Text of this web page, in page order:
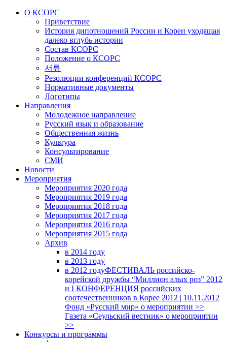
О КСОРС
Приветствие
История дипотношений России и Кореи уходящая
далеко вглубь истории
Состав КСОРС
Положение о КСОРС
서류
Резолюции конференций КСОРС
Нормативные документы
Логотипы
Направления
Молодежное направление
Русский язык и образование
Общественная жизнь
Культура
Консультирование
СМИ
Новости
Мероприятия
Мероприятия 2020 года
Мероприятия 2019 года
Мероприятия 2018 годa
Мероприятия 2017 года
Мероприятия 2016 года
Мероприятия 2015 года
Архив
в 2014 году
в 2013 году
в 2012 годуФЕСТИВАЛЬ российско-
корейской дружбы “Миллион алых роз” 2012
и I КОНФЕРЕНЦИЯ российских
соотечественников в Корее 2012 | 10.11.2012
Фонд «Русский мир» о мероприятии >>
Газета «Сеульский вестник» о мероприятии
>>
Конкурсы и программы